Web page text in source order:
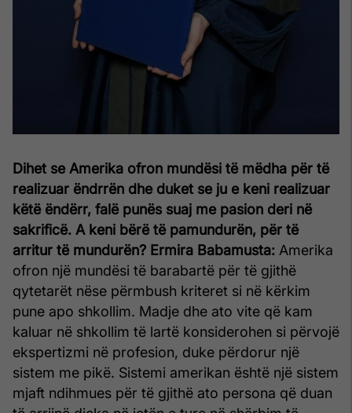
Dihet se Amerika ofron mundësi të mëdha për të
realizuar ëndrrën dhe duket se ju e keni realizuar
këtë ëndërr, falë punës suaj me pasion deri në
sakrificë. A keni bërë të pamundurën, për të
arritur të mundurën? Ermira Babamusta: Amerika
ofron një mundësi të barabartë për të gjithë
qytetarët nëse përmbush kriteret si në kërkim
pune apo shkollim. Madje dhe ato vite që kam
kaluar në shkollim të lartë konsiderohen si përvojë
ekspertizmi në profesion, duke përdorur një
sistem me pikë. Sistemi amerikan është një sistem
mjaft ndihmues për të gjithë ato persona që duan